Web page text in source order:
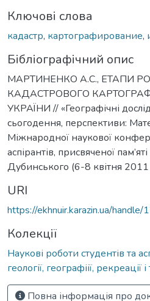
Ключові слова
кадастр, картографирование,
Бібліографічний опис
МАРТИНЕНКО А.С., ЕТАПИ
КАДАСТРОВОГО
УКРАЇНИ // «Географічні
сьогодення, перспективи:
Міжнародної наукової
аспірантів, присвяченої
Дубинського (6-8 квітня
URI
https://ekhnuir.karazin.ua/
Колекції
Наукові роботи студентів та
геології, географіії, рекреації
Повна інформація про